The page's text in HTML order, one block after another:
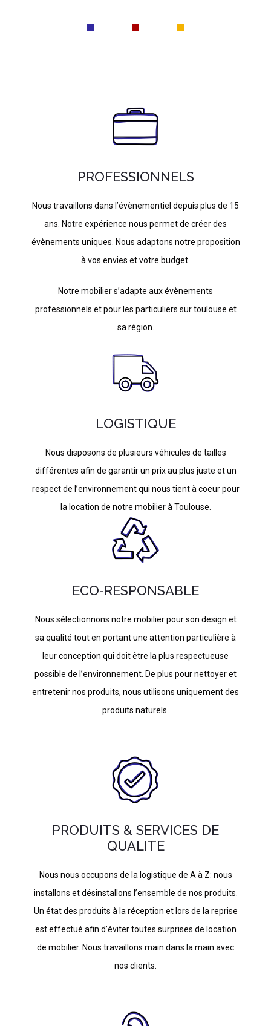
PROFESSIONNELS
Nous travaillons dans l’évènementiel depuis plus de 15
ans. Notre expérience nous permet de créer des
évènements uniques. Nous adaptons notre proposition
à vos envies et votre budget.
Notre mobilier s’adapte aux évènements
professionnels et pour les particuliers sur toulouse et
sa région.
LOGISTIQUE
Nous disposons de plusieurs véhicules de tailles
différentes afin de garantir un prix au plus juste et un
respect de l’environnement qui nous tient à coeur pour
la location de notre mobilier à Toulouse.
ECO-RESPONSABLE
Nous sélectionnons notre mobilier pour son design et
sa qualité tout en portant une attention particulière à
leur conception qui doit être la plus respectueuse
possible de l’environnement. De plus pour nettoyer et
entretenir nos produits, nous utilisons uniquement des
produits naturels.
PRODUITS & SERVICES DE
QUALITE
Nous nous occupons de la logistique de A à Z: nous
installons et désinstallons l’ensemble de nos produits.
Un état des produits à la réception et lors de la reprise
est effectué afin d’éviter toutes surprises de location
de mobilier. Nous travaillons main dans la main avec
nos clients.